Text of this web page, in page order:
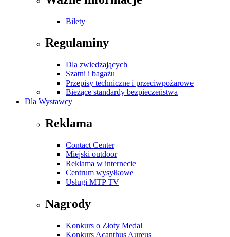
Bilety
Regulaminy
Dla zwiedzających
Szatni i bagażu
Przepisy techniczne i przeciwpożarowe
Bieżące standardy bezpieczeństwa
Dla Wystawcy
Reklama
Contact Center
Miejski outdoor
Reklama w internecie
Centrum wysyłkowe
Usługi MTP TV
Nagrody
Konkurs o Złoty Medal
Konkurs Acanthus Aureus